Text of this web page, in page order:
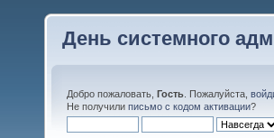
День системного
Добро пожаловать, Гость . Пожалуйста,
Не получили письмо с кодом активации?